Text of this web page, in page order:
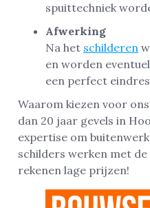
spuittechniek
Afwerking
Na het schilderen
en worden
een perfect
Waarom kiezen voor
dan 20 jaar gevels in
expertise om
schilders werken met
rekenen lage prijzen!